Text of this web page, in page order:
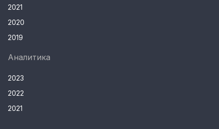
2021
2020
2019
Аналитика
2023
2022
2021